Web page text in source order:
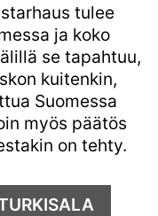
tulee
ja koko
se tapahtuu,
kuitenkin,
Suomessa
myös päätös
on tehty.